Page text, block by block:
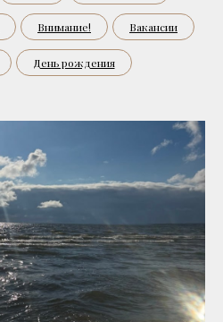
Внимание! Вакансии
День рождения